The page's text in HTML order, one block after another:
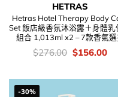
HETRAS
Hetras Hotel Therapy Body
Set 飯店級香氛沐浴露＋身體乳
組合 1,013ml x2 – 7款香氣選
價
錢：
$276.00 Original
price
$276.00.
$156.00
-30%